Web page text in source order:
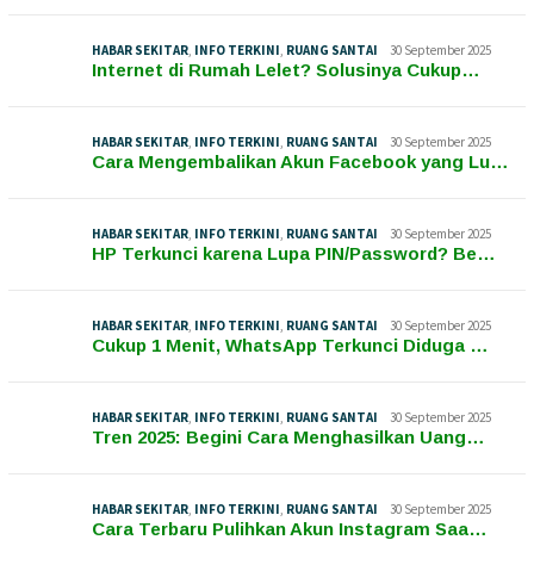
HABAR SEKITAR, INFO TERKINI, RUANG SANTAI 30 September 2025
Internet di Rumah Lelet? Solusinya Cukup…
HABAR SEKITAR, INFO TERKINI, RUANG SANTAI 30 September 2025
Cara Mengembalikan Akun Facebook yang Lu…
HABAR SEKITAR, INFO TERKINI, RUANG SANTAI 30 September 2025
HP Terkunci karena Lupa PIN/Password? Be…
HABAR SEKITAR, INFO TERKINI, RUANG SANTAI 30 September 2025
Cukup 1 Menit, WhatsApp Terkunci Diduga …
HABAR SEKITAR, INFO TERKINI, RUANG SANTAI 30 September 2025
Tren 2025: Begini Cara Menghasilkan Uang…
HABAR SEKITAR, INFO TERKINI, RUANG SANTAI 30 September 2025
Cara Terbaru Pulihkan Akun Instagram Saa…